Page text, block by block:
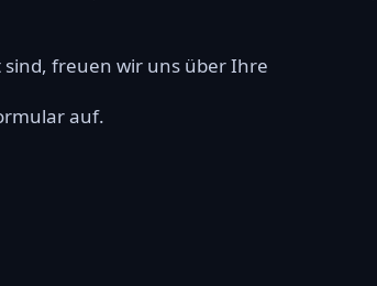
freuen wir uns über Ihre
auf.